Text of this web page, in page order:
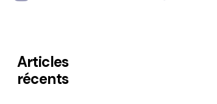
Articles
récents